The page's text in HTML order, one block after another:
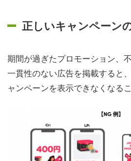
正しいキャンペーン
期間が過ぎたプロモーション、
一貫性のない広告を掲載すると
ャンペーンを表示できなくなる